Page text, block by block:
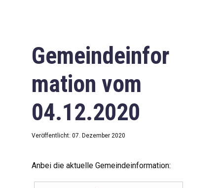
Gemeindeinfor
mation vom
04.12.2020
Veröffentlicht: 07. Dezember 2020
Anbei die aktuelle Gemeindeinformation: